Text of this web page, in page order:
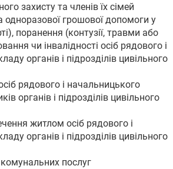
захисту та членів їх сімей
одноразової грошової допомоги у
поранення (контузії, травми або
чи інвалідності осіб рядового і
органів і підрозділів цивільного
рядового і начальницького
органів і підрозділів цивільного
житлом осіб рядового і
органів і підрозділів цивільного
послуг